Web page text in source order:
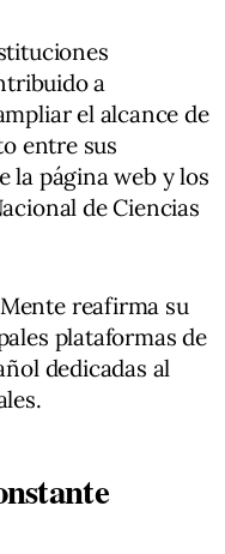
a
el alcance de
entre sus
la página web y los
de Ciencias
reafirma su
plataformas de
dedicadas al